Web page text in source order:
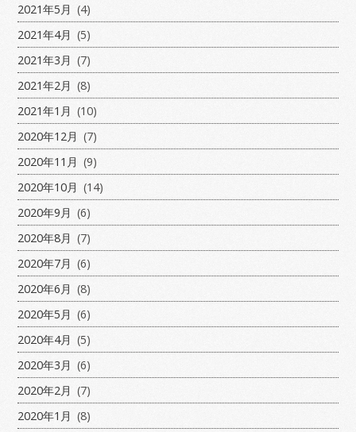
2021年5月 (4)
2021年4月 (5)
2021年3月 (7)
2021年2月 (8)
2021年1月 (10)
2020年12月 (7)
2020年11月 (9)
2020年10月 (14)
2020年9月 (6)
2020年8月 (7)
2020年7月 (6)
2020年6月 (8)
2020年5月 (6)
2020年4月 (5)
2020年3月 (6)
2020年2月 (7)
2020年1月 (8)